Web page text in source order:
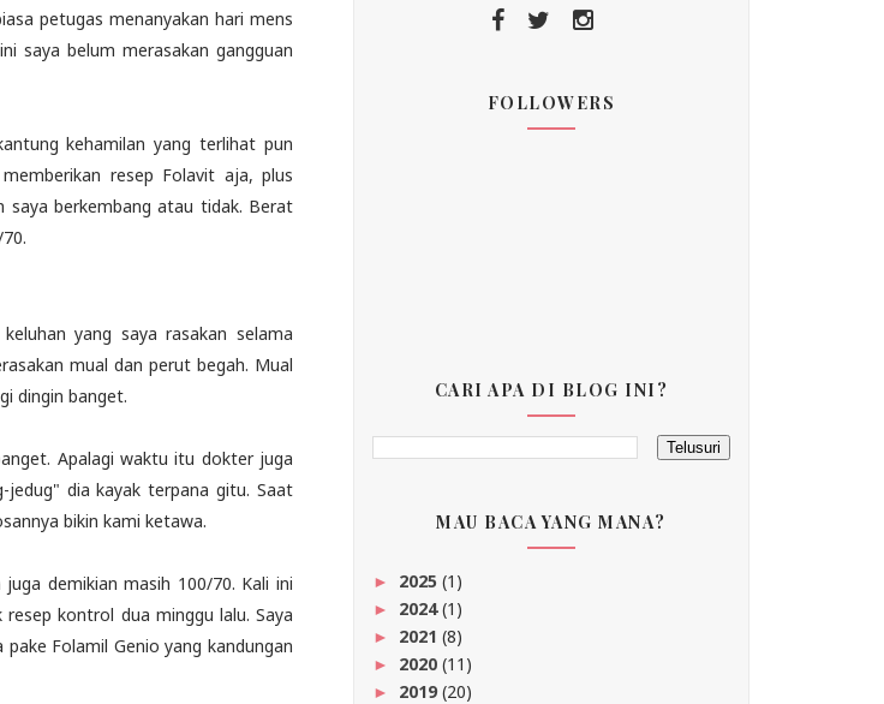
petugas menanyakan hari mens
saya belum merasakan gangguan
kehamilan yang terlihat pun
resep Folavit aja, plus
berkembang atau tidak. Berat
yang saya rasakan selama
mual dan perut begah. Mual
dingin banget.
Apalagi waktu itu dokter juga
jedug" dia kayak terpana gitu. Saat
bikin kami ketawa.
demikian masih 100/70. Kali ini
kontrol dua minggu lalu. Saya
Folamil Genio yang kandungan
FOLLOWERS
CARI APA DI BLOG INI?
MAU BACA YANG MANA?
► 2025 (1)
► 2024(1)
► 2021 (8)
► 2020 (11)
► 2019(20)